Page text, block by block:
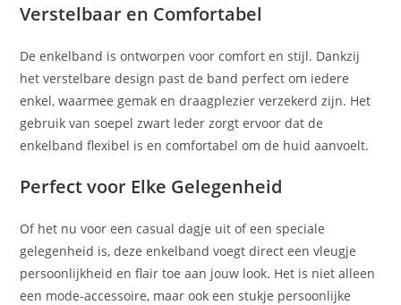
Verstelbaar en Comfortabel
De enkelband is ontworpen voor comfort en stijl. Dankzij
het verstelbare design past de band perfect om iedere
enkel, waarmee gemak en draagplezier verzekerd zijn. Het
gebruik van soepel zwart leder zorgt ervoor dat de
enkelband flexibel is en comfortabel om de huid aanvoelt.
Perfect voor Elke Gelegenheid
Of het nu voor een casual dagje uit of een speciale
gelegenheid is, deze enkelband voegt direct een vleugje
persoonlijkheid en flair toe aan jouw look. Het is niet alleen
een mode-accessoire, maar ook een stukje persoonlijke